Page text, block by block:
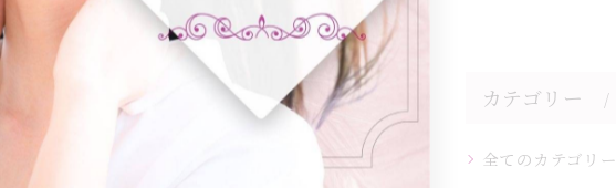
カテゴリー
全てのカテゴリー